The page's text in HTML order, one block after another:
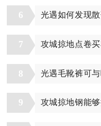
6 光遇如何发现
7 攻城掠地点卷
8 光遇毛靴裤可
9 攻城掠地钢能